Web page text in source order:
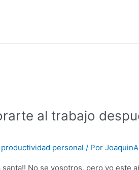
al trabajo
productividad personal / Por
No se vosotros, pero yo este